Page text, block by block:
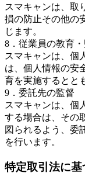
スマキャンは、取
損の防止その他の
じます。
8．従業員の教育
スマキャンは、個
は、個人情報の安
育を実施するとと
9．委託先の監督
スマキャンは、個
する場合は、その
図られるよう、委
を行います。
特定取引法に